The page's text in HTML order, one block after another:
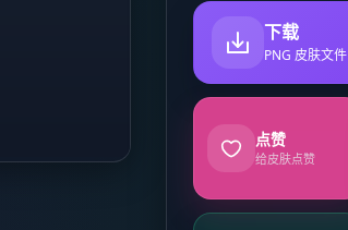
下载
PNG 皮肤文件
点赞
给皮肤点赞